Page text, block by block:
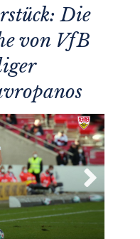
Die
von VfB